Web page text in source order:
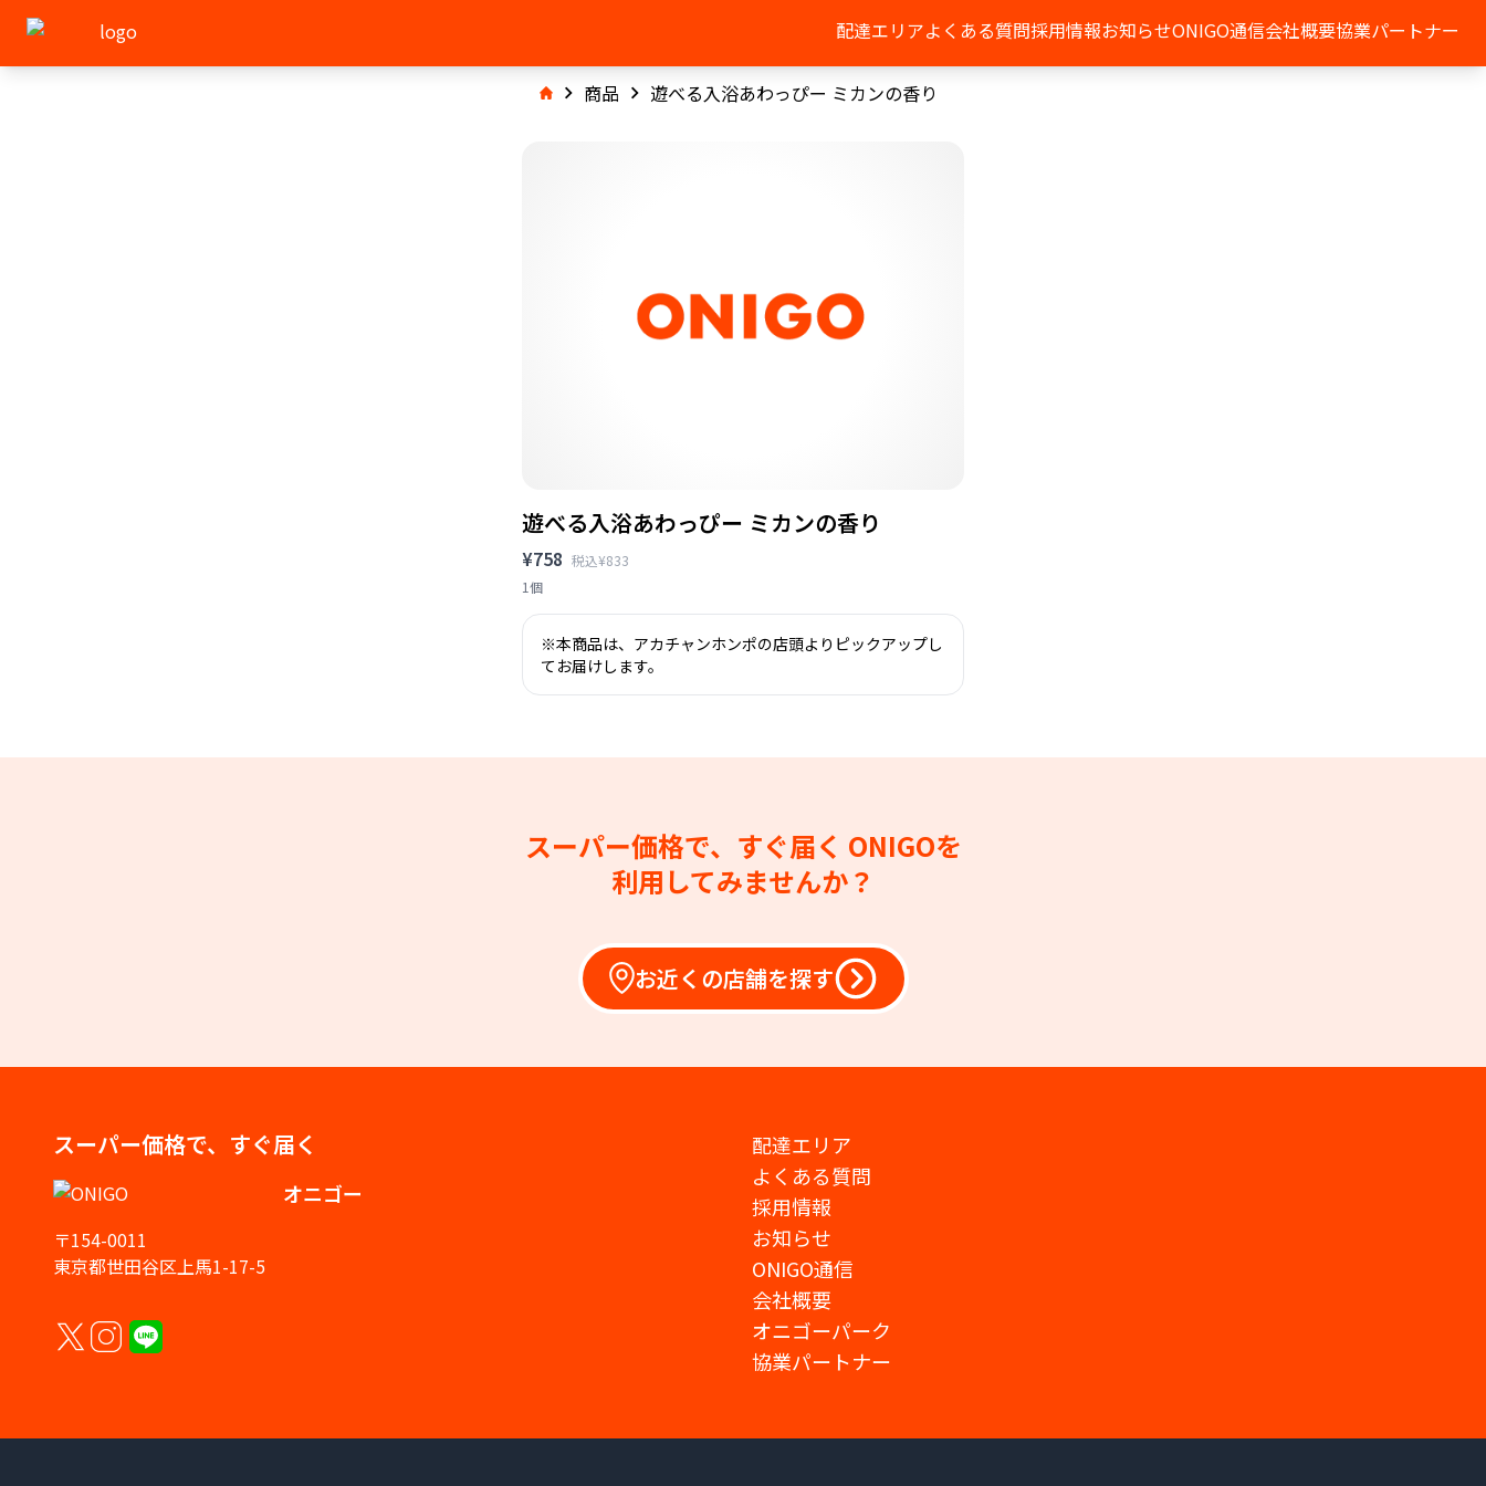
配達エリアよくある質問採用情報お知らせONIGO通信会社概要協業パートナー
商品 遊べる入浴あわっぴー ミカンの香り
遊べる入浴あわっぴー ミカンの香り
¥758 税込¥833
1個
※本商品は、アカチャンホンポの店頭よりピックアップし
てお届けします。
スーパー価格で、すぐ届く ONIGOを
利用してみませんか？
お近くの店舗を探す
スーパー価格で、すぐ届く
オニゴー
〒154-0011
東京都世田谷区上馬1-17-5
配達エリア
よくある質問
採用情報
お知らせ
ONIGO通信
会社概要
オニゴーパーク
協業パートナー